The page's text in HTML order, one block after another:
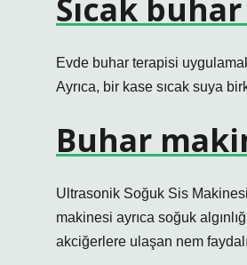
Sıcak
Evde buhar terapisi
Ayrıca, bir kase sıcak suya
Buhar
Ultrasonik Soğuk Sis
makinesi ayrıca soğuk
akciğerlere ulaşan nem